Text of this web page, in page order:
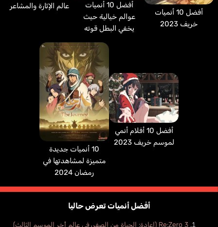
أفضل 10 أنميات
خريف 2023
أفضل 10 أنميات
عوالم خيالية حيث
يخفي البطل قوته
عالم الإثارة والمشاعر
أفضل 10 أفلام أنمي
لموسم خريف 2023
10 أنميات جديدة
متميزة لمشاهدتها في
رمضان 2024
أفضل أنميات تعرض حاليا
Re:Zero 3 (إعادة: الحياة من الصفر، في عالم أخر الموسم الثالث)